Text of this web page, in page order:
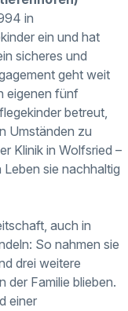
in
ein und hat
sicheres und
geht weit
eigenen fünf
betreut,
Umständen zu
Klinik in Wolfsried –
sie nachhaltig
auch in
So nahmen sie
drei weitere
der Familie blieben.
einer